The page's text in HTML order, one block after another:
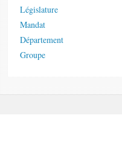
Législature
Mandat
Département
Groupe